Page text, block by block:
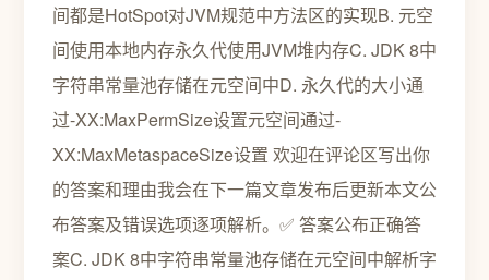
间都是HotSpot对JVM规范中方法区的实现B. 元空
间使用本地内存永久代使用JVM堆内存C. JDK 8中
字符串常量池存储在元空间中D. 永久代的大小通
过-XX:MaxPermSize设置元空间通过-
XX:MaxMetaspaceSize设置 欢迎在评论区写出你
的答案和理由我会在下一篇文章发布后更新本文公
布答案及错误选项逐项解析。✅ 答案公布正确答
案C. JDK 8中字符串常量池存储在元空间中解析字